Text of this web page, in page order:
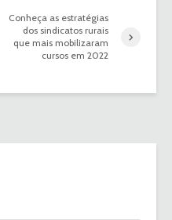
Conheça as estratégias
dos sindicatos rurais
que mais mobilizaram
cursos em 2022